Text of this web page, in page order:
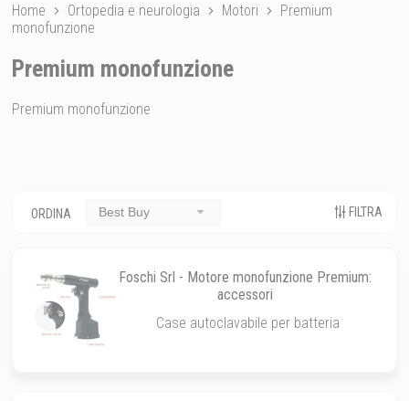
Home Ortopedia e neurologia Motori
Premium
monofunzione
Premium monofunzione
Premium monofunzione
ORDINA Best Buy FILTRA
Foschi Srl - Motore monofunzione Premium:
accessori
Case autoclavabile per batteria